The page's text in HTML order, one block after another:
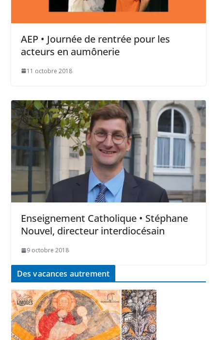
AEP • Journée de rentrée pour les
acteurs en aumônerie
11 octobre 2018
Enseignement Catholique • Stéphane
Nouvel, directeur interdiocésain
9 octobre 2018
Des vacances autrement